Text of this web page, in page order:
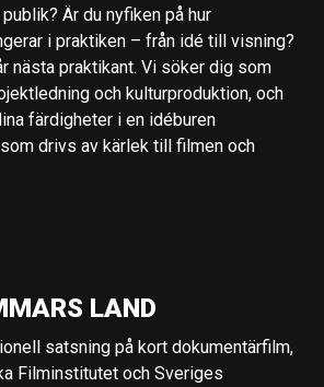
Är du nyfiken på hur
i praktiken – från idé till visning?
nästa praktikant. Vi söker dig som
och kulturproduktion, och
färdigheter i en idéburen
drivs av kärlek till filmen och
LAND
satsning på kort dokumentärfilm,
Filminstitutet och Sveriges